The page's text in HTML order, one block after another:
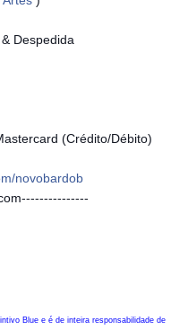
Despedida
(Crédito/Débito)
novobardob
-
Blue e é de inteira responsabilidade de